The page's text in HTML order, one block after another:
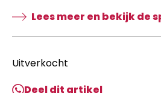
Lees meer en bekijk de
Uitverkocht
Deel dit artikel